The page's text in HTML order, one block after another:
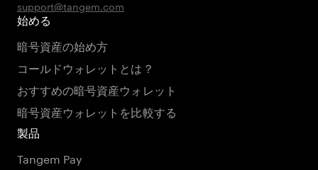
support@tangem.com
始める
暗号資産の始め方
コールドウォレットとは？
おすすめの暗号資産ウォレット
暗号資産ウォレットを比較する
製品
Tangem Pay